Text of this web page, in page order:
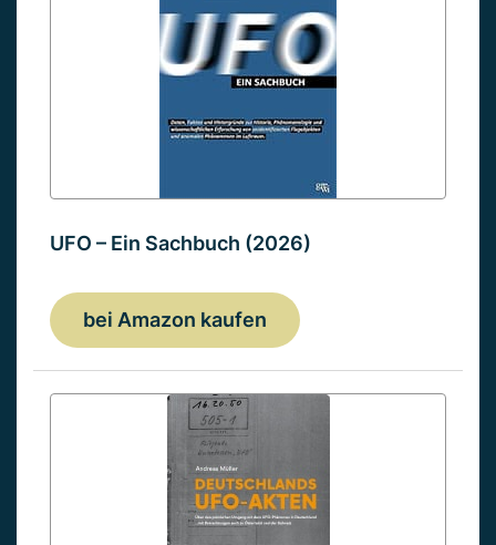
UFO – Ein Sachbuch (2026)
bei Amazon kaufen